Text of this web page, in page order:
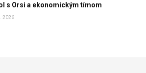
s Orsi a ekonomickým tímom
2026